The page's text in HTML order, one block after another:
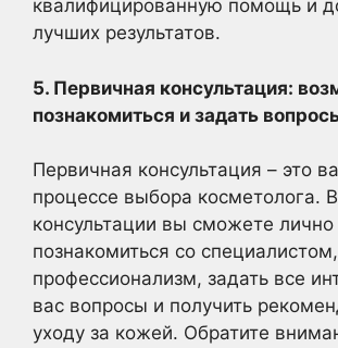
квалифицированную помощь и
лучших результатов.
5. Первичная консультация:
познакомиться и задать
Первичная консультация – это
процессе выбора косметолога.
консультации вы сможете лично
познакомиться со
профессионализм, задать все
вас вопросы и получить
уходу за кожей. Обратите